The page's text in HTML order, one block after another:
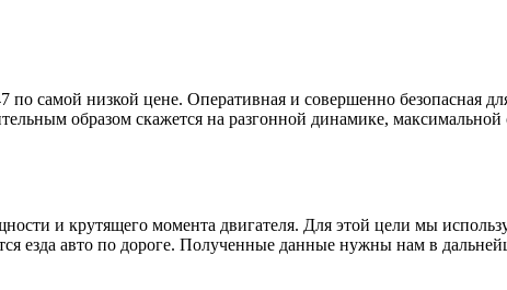
по самой низкой цене. Оперативная и совершенно безопасная
образом скажется на разгонной динамике, максимальной
и крутящего момента двигателя. Для этой цели мы
езда авто по дороге. Полученные данные нужны нам в